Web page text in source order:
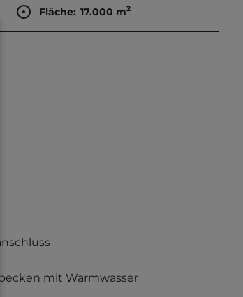
Fläche: 17.000 m2
mit Warmwasser